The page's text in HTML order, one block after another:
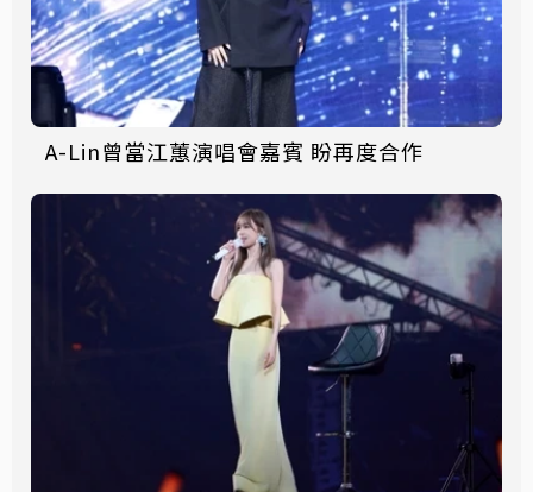
A-Lin曾當江蕙演唱會嘉賓 盼再度合作